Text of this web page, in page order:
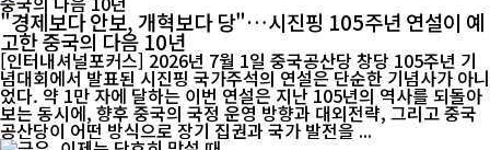
"경제보다 안보, 개혁보다 당"…시진핑 105주년 연설이 예
고한 중국의 다음 10년
[인터내셔널포커스] 2026년 7월 1일 중국공산당 창당 105주년 기
념대회에서 발표된 시진핑 국가주석의 연설은 단순한 기념사가 아니
었다. 약 1만 자에 달하는 이번 연설은 지난 105년의 역사를 되돌아
보는 동시에, 향후 중국의 국정 운영 방향과 대외전략, 그리고 중국
공산당이 어떤 방식으로 장기 집권과 국가 발전을 ...